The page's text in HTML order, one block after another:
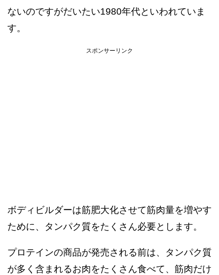
ないのですがだいたい1980年代といわれていま
す。
スポンサーリンク
ボディビルダーは筋肥大化させて筋肉量を増やす
ために、タンパク質をたくさん必要とします。
プロテインの商品が発売される前は、タンパク質
が多く含まれるお肉をたくさん食べて、筋肉だけ